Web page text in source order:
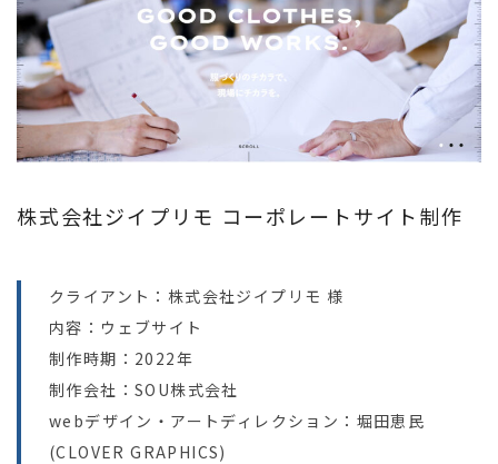
株式会社ジイプリモ コーポレートサイト制作
クライアント：株式会社ジイプリモ 様
内容：ウェブサイト
制作時期：2022年
制作会社：SOU株式会社
webデザイン・アートディレクション：堀田恵民
(CLOVER GRAPHICS)